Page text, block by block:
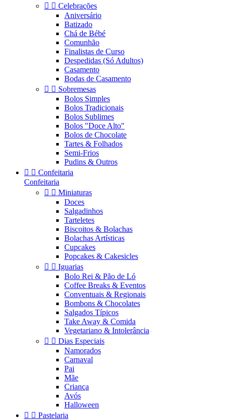
  Celebrações
Aniversário
Batizado
Chá de Bébé
Comunhão
Finalistas de Curso
Despedidas (Só Adultos)
Casamento
Bodas de Casamento
  Sobremesas
Bolos Simples
Bolos Tradicionais
Bolos Sublimes
Bolos "Doce Alto"
Bolos de Chocolate
Tartes & Folhados
Semi-Frios
Pudins & Outros
  Confeitaria
Confeitaria
  Miniaturas
Doces
Salgadinhos
Tarteletes
Biscoitos & Bolachas
Bolachas Artísticas
Cupcakes
Popcakes & Cakesicles
  Iguarias
Bolo Rei & Pão de Ló
Coffee Breaks & Eventos
Conventuais & Regionais
Bombons & Chocolates
Salgados Típicos
Take Away & Comida
Vegetariano & Intolerância
  Dias Especiais
Namorados
Carnaval
Pai
Mãe
Criança
Avós
Halloween
  Pastelaria